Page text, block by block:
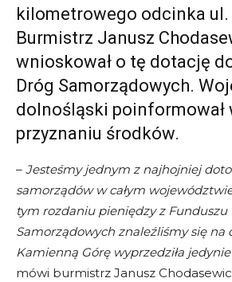
kilometrowego odcinka ul.
Burmistrz Janusz
wnioskował o tę dotację
Dróg Samorządowych.
dolnośląski poinformował
przyznaniu środków.
– Jesteśmy jednym z najhojniej
samorządów w całym
tym rozdaniu pieniędzy z Funduszu
Samorządowych znaleźliśmy się na
Kamienną Górę wyprzedziła
mówi burmistrz Janusz